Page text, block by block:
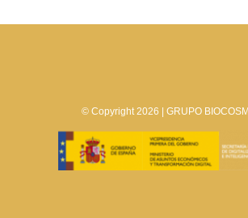
© Copyright 2026 | GRUPO